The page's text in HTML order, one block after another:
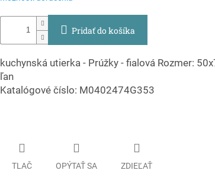
Pridať do košíka
kuchynská utierka - Prúžky - fialová Rozmer:
ľan
Katalógové číslo: M0402474G353
TLAČ OPÝTAŤ SA ZDIEĽAŤ